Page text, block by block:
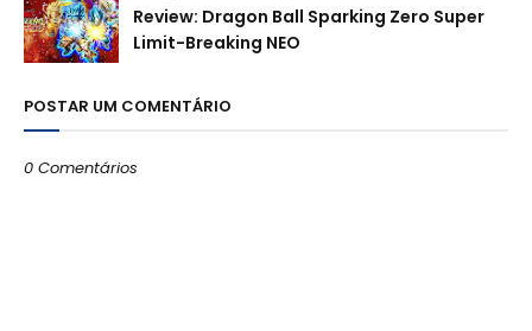
Review: Dragon Ball Sparking Zero Super
Limit-Breaking NEO
POSTAR UM COMENTÁRIO
0 Comentários